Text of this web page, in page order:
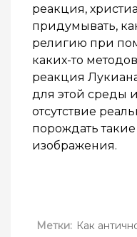
реакция,
придумывать,
религию при
каких-то
реакция
для этой среды
отсутствие
порождать
изображения.
Метки: Как